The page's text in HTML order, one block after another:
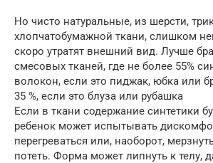
Но чисто натуральные, из шерсти,
хлопчатобумажной ткани, слишком
скоро утратят внешний вид. Лучше
смесовых тканей, где не более 55%
волокон, если это пиджак, юбка или
35 %, если это блуза или рубашка
Если в ткани содержание синтетики
ребенок может испытывать
перегреваться или, наоборот,
потеть. Форма может липнуть к телу,